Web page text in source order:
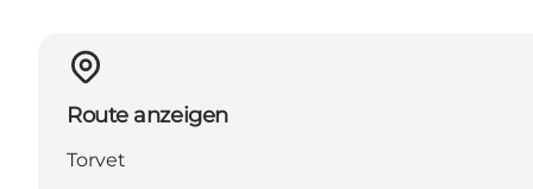
Route anzeigen
Torvet